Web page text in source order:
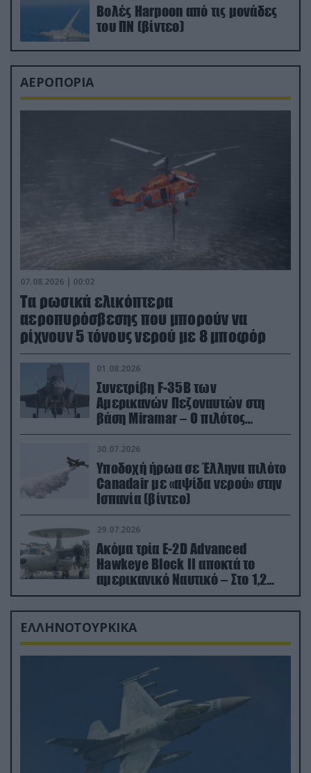
Βολές Harpoon από τις μονάδες
του ΠΝ (βίντεο)
ΑΕΡΟΠΟΡΙΑ
07.08.2026 | 00:02
Τα ρωσικά ελικόπτερα
αεροπυρόσβεσης που μπορούν να
ρίχνουν 5 τόνους νερού με 8 μποφόρ
01.08.2026
Συνετρίβη F-35B των
Αμερικανών Πεζοναυτών στη
βάση Miramar – Ο πιλότος
εκτινάχθηκε εγκαίρως
30.07.2026
Υποδοχή ήρωα σε Έλληνα πιλότο
Canadair με «αψίδα νερού» στην
Ισπανία (βίντεο)
29.07.2026
Ακόμα τρία E-2D Advanced
Hawkeye Block II αποκτά το
αμερικανικό Ναυτικό – Στο 1,2
δισ.δολάρια το κόστος
ΕΛΛΗΝΟΤΟΥΡΚΙΚΑ